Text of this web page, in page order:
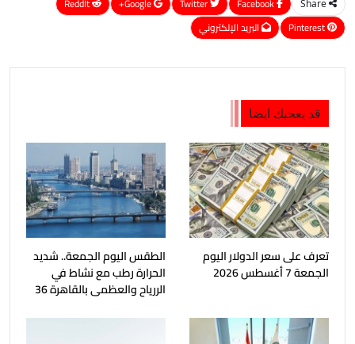
Share
Pinterest
البريد الإلكتروني
قد يعجبك ايضا
تعرف على سعر الدولار اليوم
الجمعة 7 أغسطس 2026
الطقس اليوم الجمعة.. شديد
الحرارة رطب مع نشاط في
الررياح والعظمى بالقاهرة 36